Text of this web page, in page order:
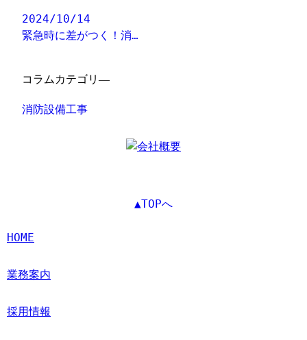
2024/10/14
緊急時に差がつく！消…
コラムカテゴリ―
消防設備工事
▲TOPへ
HOME
業務案内
採用情報